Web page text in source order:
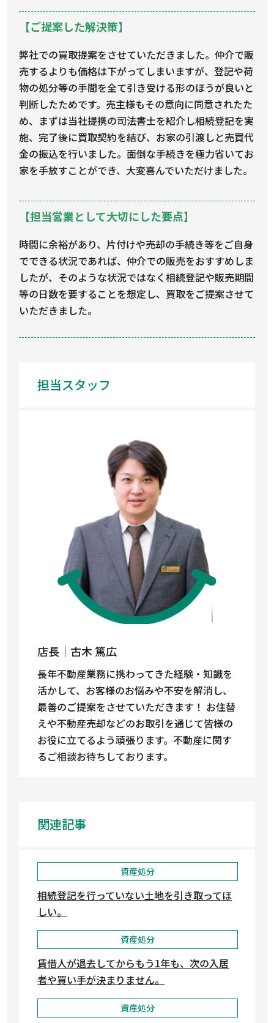
【ご提案した解決策】
弊社での買取提案をさせていただきました。仲介で販
売するよりも価格は下がってしまいますが、登記や荷
物の処分等の手間を全て引き受ける形のほうが良いと
判断したためです。売主様もその意向に同意されたた
め、まずは当社提携の司法書士を紹介し相続登記を実
施、完了後に買取契約を結び、お家の引渡しと売買代
金の振込を行いました。面倒な手続きを極力省いてお
家を手放すことができ、大変喜んでいただけました。
【担当営業として大切にした要点】
時間に余裕があり、片付けや売却の手続き等をご自身
でできる状況であれば、仲介での販売をおすすめしま
したが、そのような状況ではなく相続登記や販売期間
等の日数を要することを想定し、買取をご提案させて
いただきました。
担当スタッフ
店長｜古木 篤広
長年不動産業務に携わってきた経験・知識を
活かして、お客様のお悩みや不安を解消し、
最善のご提案をさせていただきます！ お住替
えや不動産売却などのお取引を通じて皆様の
お役に立てるよう頑張ります。不動産に関す
るご相談お待ちしております。
関連記事
資産処分
相続登記を行っていない土地を引き取ってほ
しい。
資産処分
賃借人が退去してからもう1年も、次の入居
者や買い手が決まりません。
資産処分